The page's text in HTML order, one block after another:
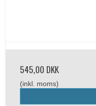
545,00 DKK
(inkl. moms)